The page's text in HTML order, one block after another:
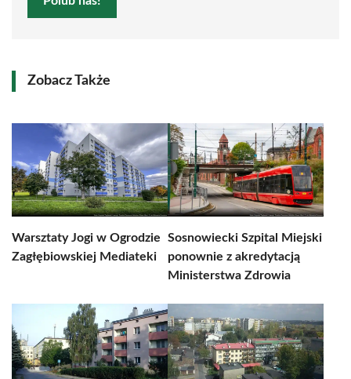
Zobacz Także
Warsztaty Jogi w Ogrodzie
Zagłębiowskiej Mediateki
Sosnowiecki Szpital Miejski
ponownie z akredytacją
Ministerstwa Zdrowia